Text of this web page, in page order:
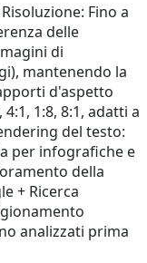
Fino a
delle
di
mantenendo la
d'aspetto
1:8, 8:1, adatti a
del testo:
per infografiche e
della
+ Ricerca
analizzati prima